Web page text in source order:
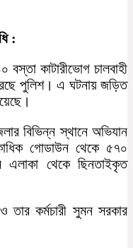
:
বস্তা কাটারীভোগ চালবাহী
পুলিশ। এ ঘটনায় জড়িত
বিভিন্ন স্থানে অভিযান
গোডাউন থেকে ৫৭০
এলাকা থেকে ছিনতাইকৃত
কর্মচারী সুমন সরকার